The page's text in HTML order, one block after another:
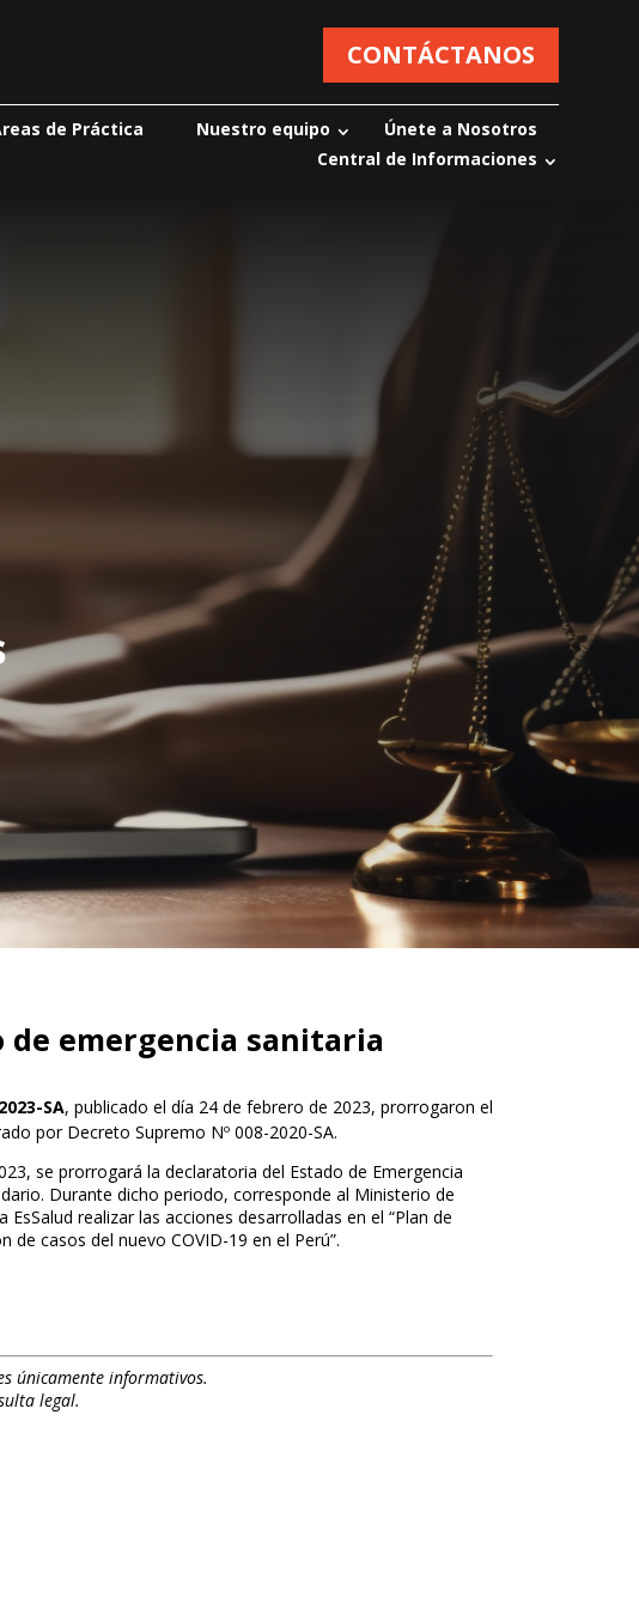
CONTÁCTANOS
de Práctica Nuestro equipo
Únete a Nosotros
Central de Informaciones
de emergencia sanitaria
SA, publicado el día 24 de febrero de 2023, prorrogaron el
por Decreto Supremo Nº 008-2020-SA.
se prorrogará la declaratoria del Estado de Emergencia
Durante dicho periodo, corresponde al Ministerio de
realizar las acciones desarrolladas en el “Plan de
de casos del nuevo COVID-19 en el Perú”.
únicamente informativos.
legal.